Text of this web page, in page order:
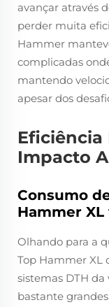
avançar através
perder muita
Hammer
complicadas
mantendo
apesar dos
Eficiência
Impacto
Consumo
Hammer XL
Olhando para a
Top Hammer XL
sistemas DTH
bastante